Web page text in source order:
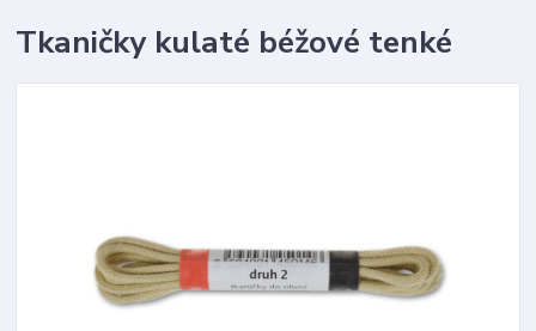
Tkaničky kulaté béžové tenké